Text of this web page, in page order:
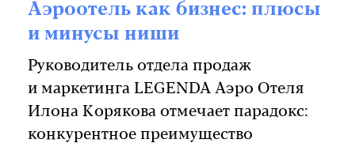
Аэроотель как бизнес: плюсы
и минусы ниши
Руководитель отдела продаж
и маркетинга LEGENDA Аэро Отеля
Илона Корякова отмечает парадокс:
конкурентное преимущество